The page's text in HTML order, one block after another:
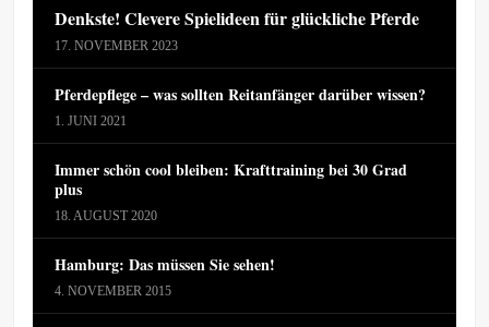
Denkste! Clevere Spielideen für glückliche Pferde
17. NOVEMBER 2023
Pferdepflege – was sollten Reitanfänger darüber wissen?
1. JUNI 2021
Immer schön cool bleiben: Krafttraining bei 30 Grad
plus
18. AUGUST 2020
Hamburg: Das müssen Sie sehen!
4. NOVEMBER 2015